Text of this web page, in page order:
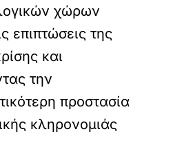
χώρων
επιπτώσεις της
και
την
προστασία
κληρονομιάς